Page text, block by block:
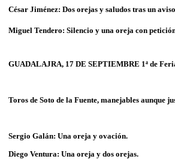
César Jiménez: Dos orejas y saludos tras un
Miguel Tendero: Silencio y una oreja con
GUADALAJRA, 17 DE SEPTIEMBRE 1ª de
Toros de Soto de la Fuente, manejables aunque
Sergio Galán: Una oreja y ovación.
Diego Ventura: Una oreja y dos orejas.